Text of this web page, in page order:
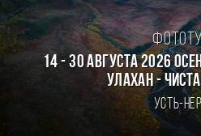
14 - 30 августа 2026
Улахан -
Усть-